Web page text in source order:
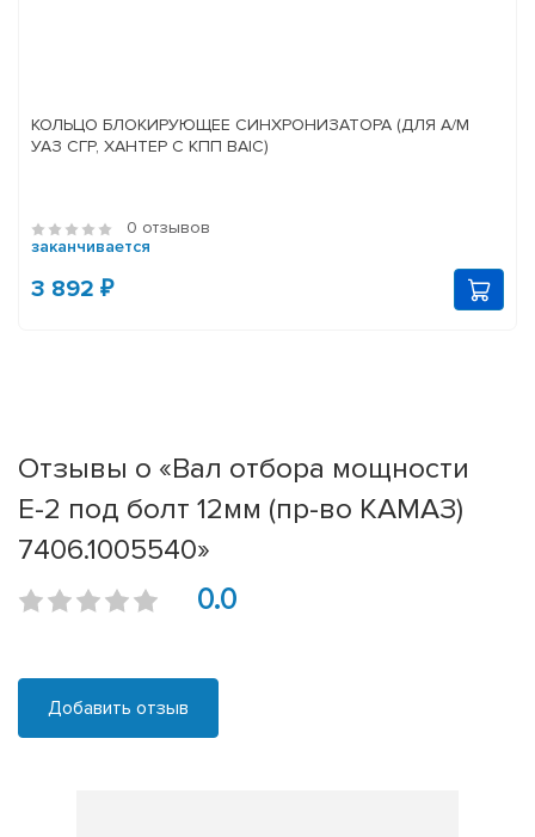
КОЛЬЦО БЛОКИРУЮЩЕЕ СИНХРОНИЗАТОРА (ДЛЯ А/М
УАЗ СГР, ХАНТЕР С КПП BAIC)
0 отзывов
заканчивается
3 892 ₽
Отзывы о «Вал отбора мощности
Е-2 под болт 12мм (пр-во КАМАЗ)
7406.1005540»
0.0
Добавить отзыв